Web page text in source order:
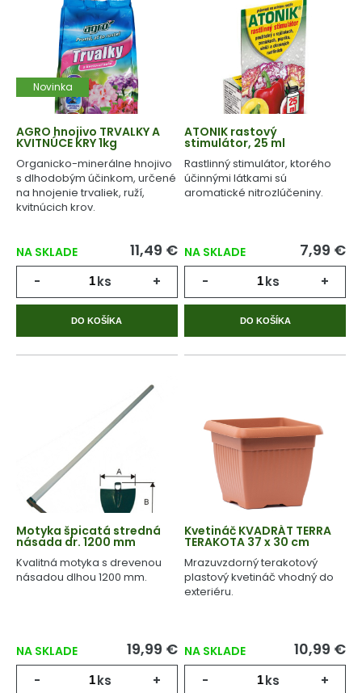
Novinka
AGRO hnojivo TRVALKY A
KVITNÚCE KRY 1kg
Organicko-minerálne hnojivo
s dlhodobým účinkom, určené
na hnojenie trvaliek, ruží,
kvitnúcich krov.
NA SKLADE 11,49 €
- ks +
DO KOŠÍKA
ATONIK rastový
stimulátor, 25 ml
Rastlinný stimulátor, ktorého
účinnými látkami sú
aromatické nitrozlúčeniny.
NA SKLADE 7,99 €
- ks +
DO KOŠÍKA
Motyka špicatá stredná
násada dr. 1200 mm
Kvalitná motyka s drevenou
násadou dlhou 1200 mm.
NA SKLADE 19,99 €
- ks +
Kvetináč KVADRÁT TERRA
TERAKOTA 37 x 30 cm
Mrazuvzdorný terakotový
plastový kvetináč vhodný do
exteriéru.
NA SKLADE 10,99 €
- ks +